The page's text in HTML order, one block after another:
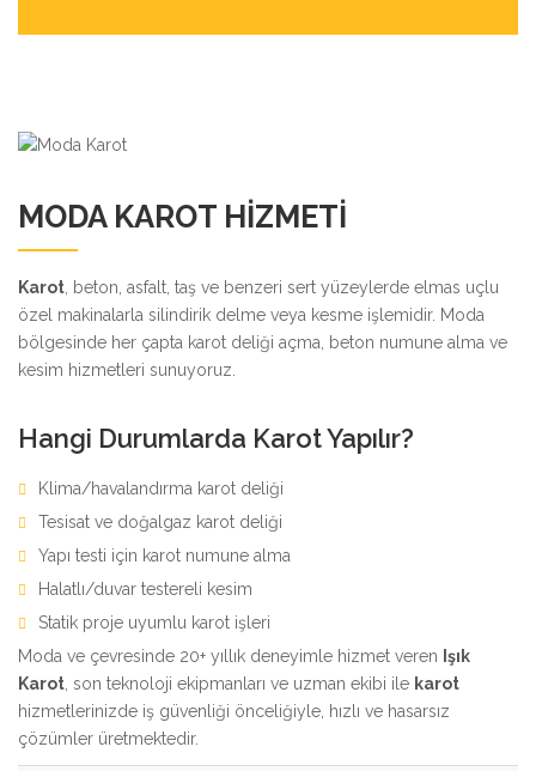
MODA KAROT HIZMETI
Karot , beton, asfalt, taş ve benzeri sert yüzeylerde elmas uçlu
özel makinalarla silindirik delme veya kesme işlemidir. Moda
bölgesinde her çapta karot deliği açma, beton numune alma ve
kesim hizmetleri sunuyoruz.
Hangi Durumlarda Karot Yapılır?
Klima/havalandırma karot deliği
Tesisat ve doğalgaz karot deliği
Yapı testi için karot numune alma
Halatlı/duvar testereli kesim
Statik proje uyumlu karot işleri
Moda ve çevresinde 20+ yıllık deneyimle hizmet veren Işık
Karot , son teknoloji ekipmanları ve uzman ekibi ile karot
hizmetlerinizde iş güvenliği önceliğiyle, hızlı ve hasarsız
çözümler üretmektedir.